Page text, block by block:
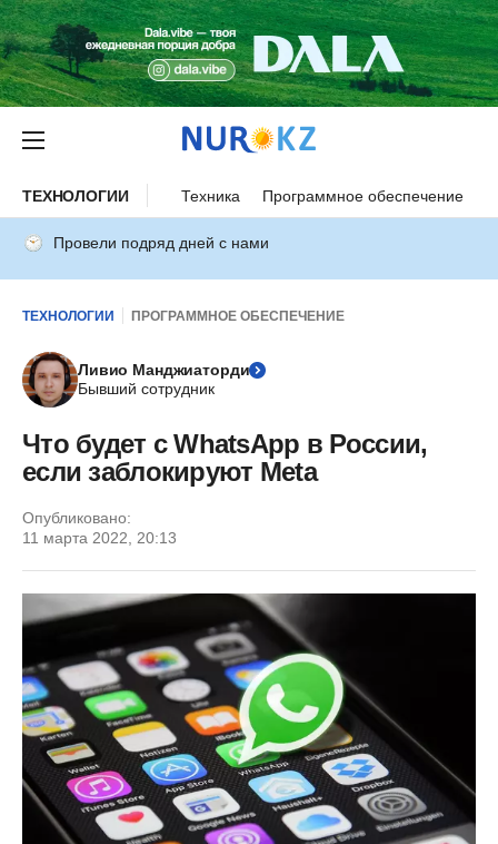
ТЕХНОЛОГИИ Техника Программное обеспечение
Провели подряд дней с нами
ТЕХНОЛОГИИ ПРОГРАММНОЕ ОБЕСПЕЧЕНИЕ
Ливио Манджиаторди
Бывший сотрудник
Что будет с WhatsApp в России,
если заблокируют Meta
Опубликовано:
11 марта 2022, 20:13